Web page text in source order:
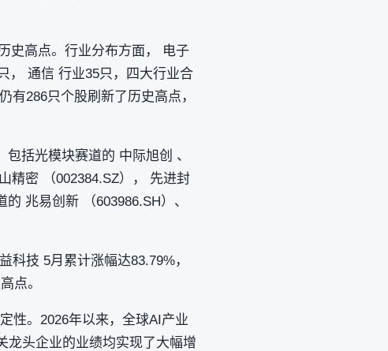
史高点。行业分布方面， 电子
， 通信 行业35只，四大行业合
286只个股刷新了历史高点，
括光模块赛道的 中际旭创 、
精密 （002384.SZ）， 先进封
兆易创新 （603986.SH）、
技 5月累计涨幅达83.79%，
点。
性。2026年以来，全球AI产业
龙头企业的业绩均实现了大幅增